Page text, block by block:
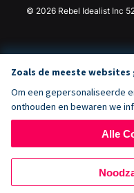
© 2026 Rebel Idealist Inc
Zoals de meeste
Om een gepersonaliseerde
onthouden en bewaren we
Alle